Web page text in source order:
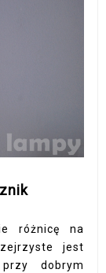
różnicę na
jest
dobrym